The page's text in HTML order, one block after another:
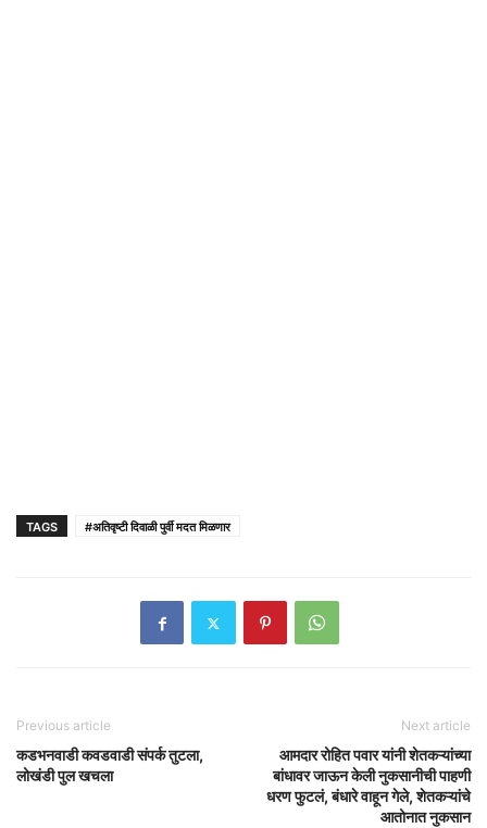
TAGS #अतिवृष्टी दिवाळी पुर्वी मदत मिळणार
Previous article
कडभनवाडी कवडवाडी संपर्क तुटला,
लोखंडी पुल खचला
Next article
आमदार रोहित पवार यांनी शेतकऱ्यांच्या
बांधावर जाऊन केली नुकसानीची पाहणी
धरण फुटलं, बंधारे वाहून गेले, शेतकऱ्यांचे
आतोनात नुकसान